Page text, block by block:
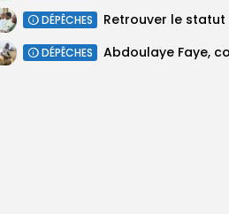
DÉPÊCHES
DÉPÊCHES